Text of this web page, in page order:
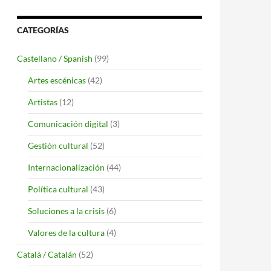
CATEGORÍAS
Castellano / Spanish (99)
Artes escénicas (42)
Artistas (12)
Comunicación digital (3)
Gestión cultural (52)
Internacionalización (44)
Política cultural (43)
Soluciones a la crisis (6)
Valores de la cultura (4)
Català / Catalán (52)